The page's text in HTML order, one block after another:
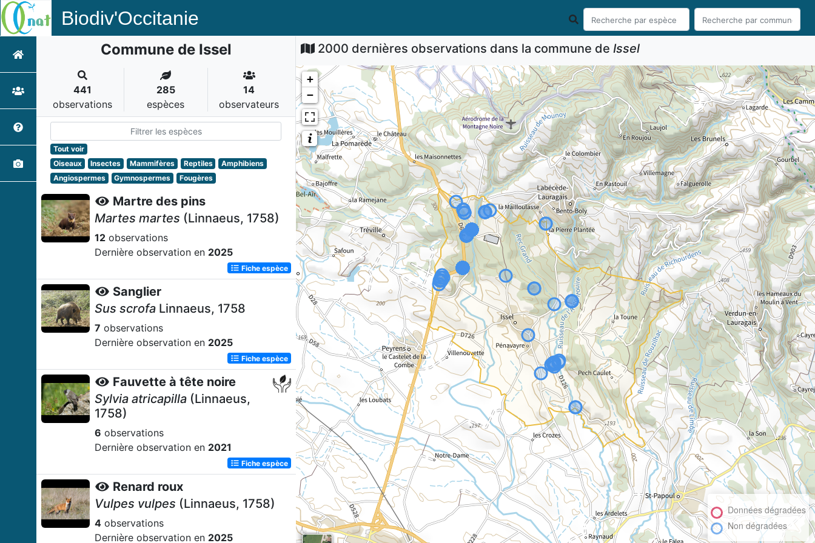
Biodiv'Occitanie
Commune de Issel
441
observations
285
espèces
14
observateurs
Tout voir
Oiseaux
Insectes Mammifères Reptiles
Amphibiens
Angiospermes
Gymnospermes Fougères
Martre des pins
Martes martes (Linnaeus, 1758)
12 observations
Dernière observation en 2025
Fiche espèce
Sanglier
Sus scrofa Linnaeus, 1758
7 observations
Dernière observation en 2025
Fiche espèce
Fauvette à tête noire
Sylvia atricapilla (Linnaeus,
1758)
6 observations
Dernière observation en 2021
Fiche espèce
Renard roux
Vulpes vulpes (Linnaeus, 1758)
4 observations
Dernière observation en 2025
2000 dernières observations dans la commune de Issel
+
−
Données dégradées
Non dégradées